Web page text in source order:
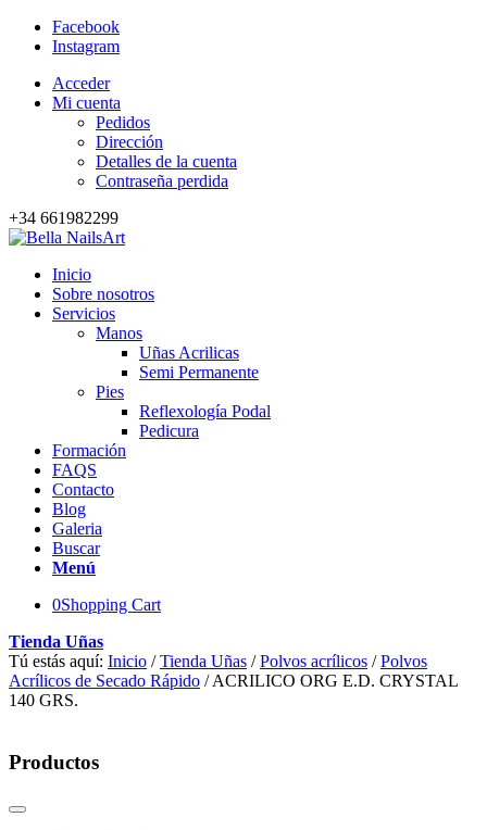
Facebook
Instagram
Acceder
Mi cuenta
Pedidos
Dirección
Detalles de la cuenta
Contraseña perdida
+34 661982299
Inicio
Sobre nosotros
Servicios
Manos
Uñas Acrilicas
Semi Permanente
Pies
Reflexología Podal
Pedicura
Formación
FAQS
Contacto
Blog
Galeria
Buscar
Menú
0Shopping Cart
Tienda Uñas
Tú estás aquí: Inicio / Tienda Uñas / Polvos acrílicos / Polvos
Acrílicos de Secado Rápido / ACRILICO ORG E.D. CRYSTAL
140 GRS.
Productos